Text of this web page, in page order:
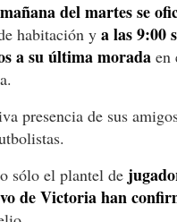
del martes se
habitación y a las 9:00
a su última morada en
presencia de sus
sólo el plantel de
de Victoria han